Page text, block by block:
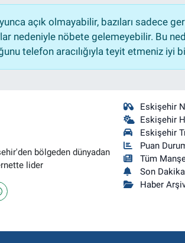
açık olmayabilir, bazıları sadece
nedeniyle nöbete gelemeyebilir. Bu
telefon aracılığıyla teyit etmeniz iyi
bölgeden dünyadan
lider
Eskişehir
Eskişehir
Eskişehir
Puan
Tüm
Son
Haber